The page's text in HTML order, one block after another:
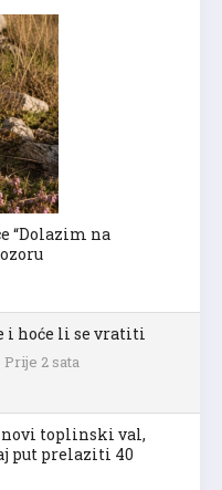
“Dolazim na
i hoće li se vratiti
Prije 2 sata
toplinski val,
put prelaziti 40